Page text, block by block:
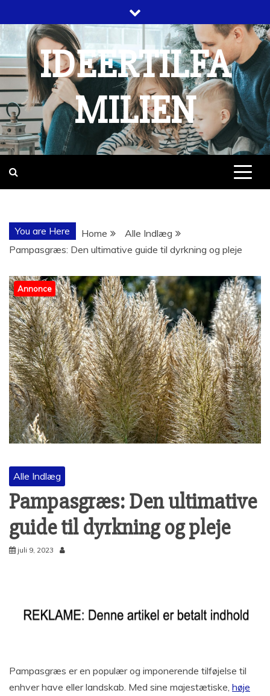
to
content
IDEERTILFA
MILIEN
You are Here Home
Alle Indlæg
Pampasgræs: Den ultimative guide til dyrkning og pleje
Annonce
Alle Indlæg
Pampasgræs: Den ultimative
guide til dyrkning og pleje
juli 9, 2023
Pampasgræs er en populær og imponerende tilføjelse til
enhver have eller landskab. Med sine majestætiske, høje